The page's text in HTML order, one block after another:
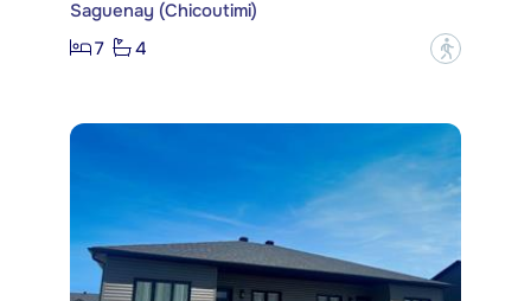
Saguenay (Chicoutimi)
7
4 ?